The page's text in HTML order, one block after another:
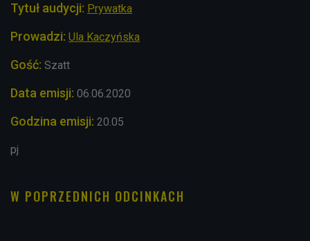
Tytuł audycji: Prywatka
Prowadzi: Ula Kaczyńska
Gość: Szatt
Data emisji: 06.06.2020
Godzina emisji: 20.05
pj
W POPRZEDNICH ODCINKACH